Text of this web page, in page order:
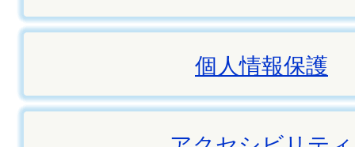
個人情報保護